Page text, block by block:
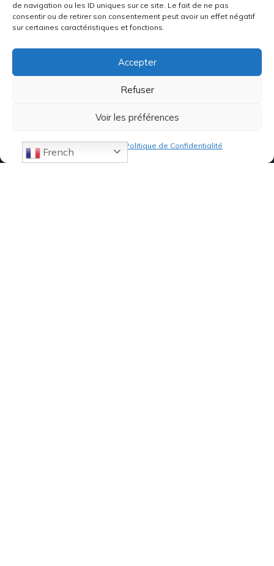
de navigation ou les ID uniques sur ce site. Le fait de ne pas
consentir ou de retirer son consentement peut avoir un effet négatif
sur certaines caractéristiques et fonctions.
Accepter
Refuser
Voir les préférences
Politique de Confidentialité
French